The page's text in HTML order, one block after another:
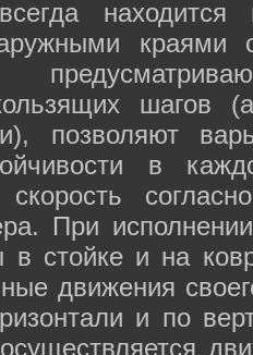
краями
шагов
позволяют
в
При
стойке и на
движения
и по
осуществляется